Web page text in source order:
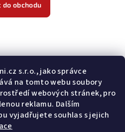
s.r.o., jako správce
na tomto webu soubory
webových stránek, pro
reklamu. Dalším
vyjadřujete souhlas s jejich
do obchodu
obchodními podmínkami a
ochrany osobních údajů .